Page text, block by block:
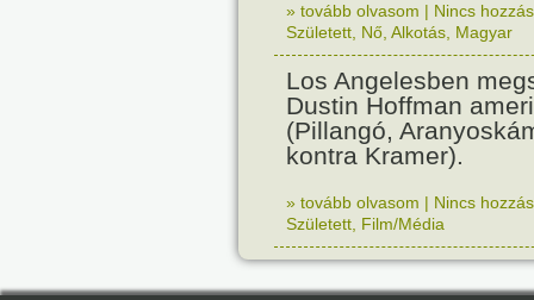
» tovább olvasom | Nincs
Született Nő Alkotás Magyar
Los Angelesben
Dustin Hoffman
(Pillangó,
kontra Kramer).
» tovább olvasom | Nincs
Született Film/Média